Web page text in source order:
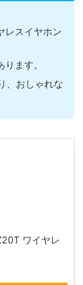
レスイヤホン
ます。
、おしゃれな
ワイヤレ